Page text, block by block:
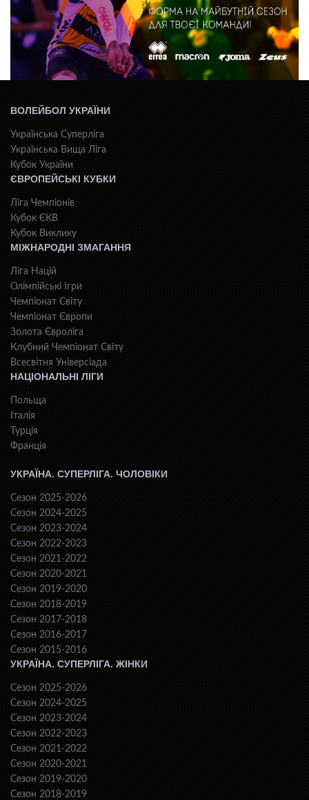
ВОЛЕЙБОЛ УКРАЇНИ
Українська Суперліга
Українська Вища Ліга
Кубок України
ЄВРОПЕЙСЬКІ КУБКИ
Ліга Чемпіонів
Кубок ЄКВ
Кубок Виклику
МІЖНАРОДНІ ЗМАГАННЯ
Ліга Націй
Олімпійські Ігри
Чемпіонат Світу
Чемпіонат Європи
Золота Євроліга
Клубний Чемпіонат Світу
Всесвiтня Унiверсiaда
НАЦІОНАЛЬНІ ЛІГИ
Польща
Італія
Турція
Франція
УКРАЇНА. СУПЕРЛІГА. ЧОЛОВІКИ
Сезон 2025-2026
Сезон 2024-2025
Сезон 2023-2024
Сезон 2022-2023
Сезон 2021-2022
Сезон 2020-2021
Сезон 2019-2020
Сезон 2018-2019
Сезон 2017-2018
Сезон 2016-2017
Сезон 2015-2016
УКРАЇНА. СУПЕРЛІГА. ЖІНКИ
Сезон 2025-2026
Сезон 2024-2025
Сезон 2023-2024
Сезон 2022-2023
Сезон 2021-2022
Сезон 2020-2021
Сезон 2019-2020
Сезон 2018-2019